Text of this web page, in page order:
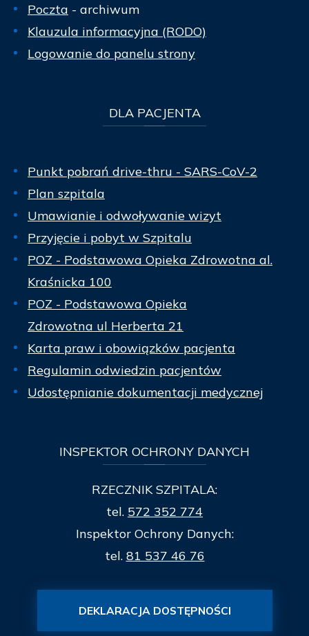
Poczta - archiwum
Klauzula informacyjna (RODO)
Logowanie do panelu strony
DLAPACJENTA
Punkt pobrań drive-thru - SARS-CoV-2
Plan szpitala
Umawianie i odwoływanie wizyt
Przyjęcie i pobyt w Szpitalu
POZ - Podstawowa Opieka Zdrowotna al.
Kraśnicka 100
POZ - Podstawowa Opieka
Zdrowotna ul Herberta 21
Karta praw i obowiązków pacjenta
Regulamin odwiedzin pacjentów
Udostępnianie dokumentacji medycznej
INSPEKTOR OCHRONY DANYCH
RZECZNIK SZPITALA:
tel. 572 352 774
Inspektor Ochrony Danych:
tel. 81 537 46 76
DEKLARACJA DOSTĘPNOŚCI